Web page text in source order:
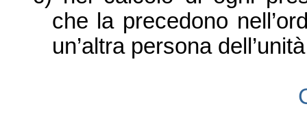
che la precedono
un’altra persona